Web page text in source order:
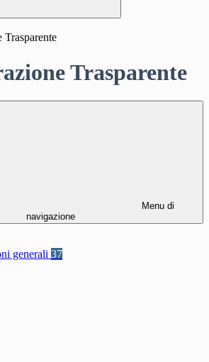
Trasparente
Menu di
navigazione
generali 37